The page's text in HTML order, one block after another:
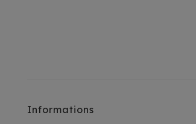
Informations